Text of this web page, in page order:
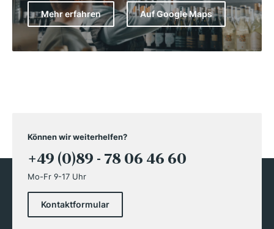
Mehr erfahren Auf Google Maps
Können wir weiterhelfen?
+49 (0)89 - 78 06 46 60
Mo-Fr 9-17 Uhr
Kontaktformular